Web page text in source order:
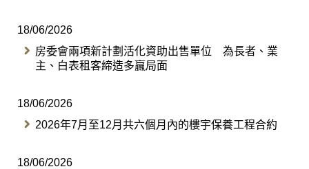
18/06/2026
房委會兩項新計劃活化資助出售單位 為長者、業
主、白表租客締造多贏局面
18/06/2026
2026年7月至12月共六個月內的樓宇保養工程合約
18/06/2026